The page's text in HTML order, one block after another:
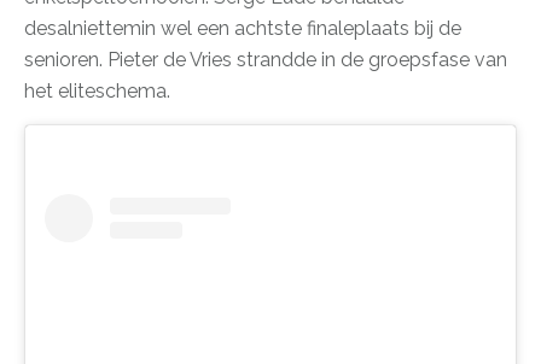
desalniettemin wel een achtste finaleplaats bij de
senioren. Pieter de Vries strandde in de groepsfase van
het eliteschema.